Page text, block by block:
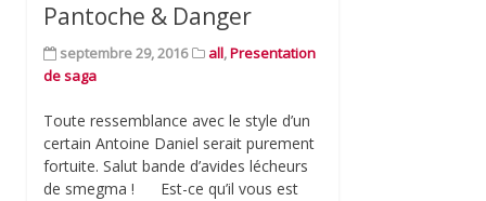
Pantoche & Danger
septembre 29, 2016 all,Presentation
de saga
Toute ressemblance avec le style d’un
certain Antoine Daniel serait purement
fortuite. Salut bande d’avides lécheurs
de smegma ! Est-ce qu’il vous est